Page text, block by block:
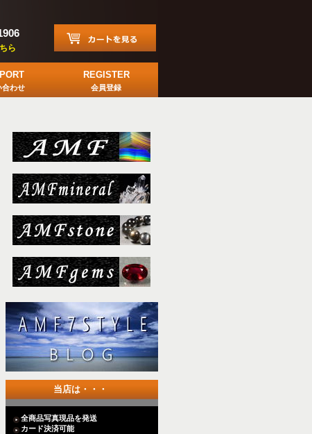
ら
合わせ
REGISTER
会員登録
当店は・・・
全商品写真現品を発送
カード決済可能